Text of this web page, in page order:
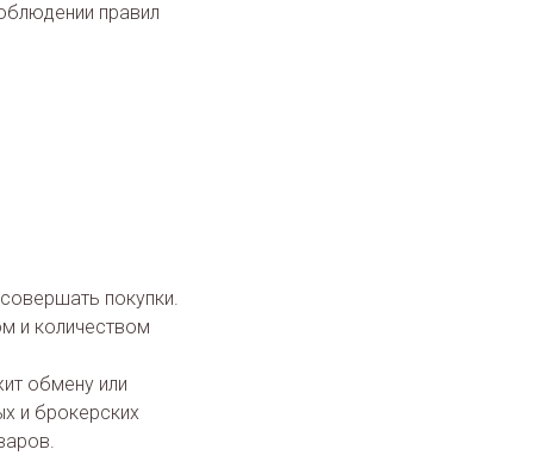
правил
покупки.
и количеством
обмену или
и брокерских